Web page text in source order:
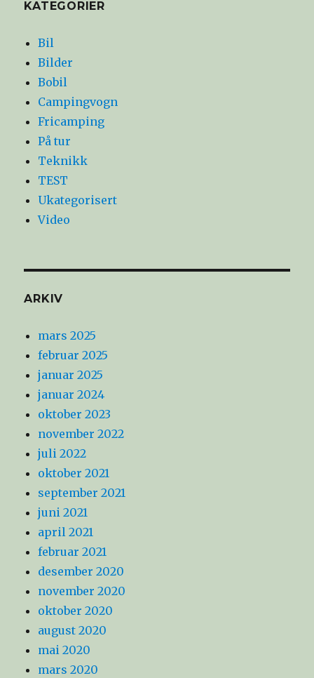
KATEGORIER
Bil
Bilder
Bobil
Campingvogn
Fricamping
På tur
Teknikk
TEST
Ukategorisert
Video
ARKIV
mars 2025
februar 2025
januar 2025
januar 2024
oktober 2023
november 2022
juli 2022
oktober 2021
september 2021
juni 2021
april 2021
februar 2021
desember 2020
november 2020
oktober 2020
august 2020
mai 2020
mars 2020